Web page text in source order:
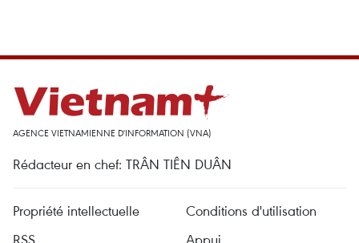
AGENCE VIETNAMIENNE D'INFORMATION (VNA)
Rédacteur en chef: TRÂN TIÊN DUÂN
Propriété intellectuelle
Conditions d'utilisation
RSS
Appui